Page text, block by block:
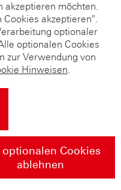
akzeptieren möchten.
akzeptieren".
optionaler
optionalen Cookies
zur Verwendung von
Hinweisen.
Cookies
ablehnen